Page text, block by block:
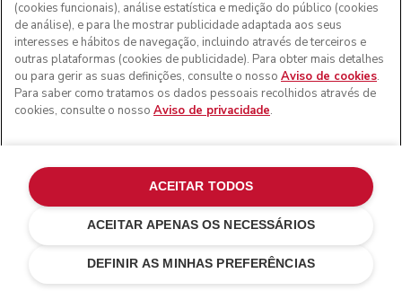
€ 104,25 custos € 34,75
(cookies funcionais), análise estatística e medição do público (cookies
de análise), e para lhe mostrar publicidade adaptada aos seus
interesses e hábitos de navegação, incluindo através de terceiros e
outras plataformas (cookies de publicidade). Para obter mais detalhes
ou para gerir as suas definições, consulte o nosso Aviso de cookies.
Para saber como tratamos os dados pessoais recolhidos através de
cookies, consulte o nosso Aviso de privacidade.
DEFINIR AS MINHAS PREFERÊNCIAS
ACEITAR APENAS OS NECESSÁRIOS
ACEITAR TODOS